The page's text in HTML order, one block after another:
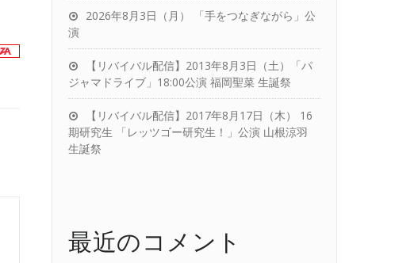
2026年8月3日（月） 「手をつなぎながら」公
演
【リバイバル配信】2013年8月3日（土）「パ
ジャマドライブ」18:00公演 福岡聖菜 生誕祭
【リバイバル配信】2017年8月17日（木） 16
期研究生 「レッツゴー研究生！」公演 山根涼羽
生誕祭
最近のコメント